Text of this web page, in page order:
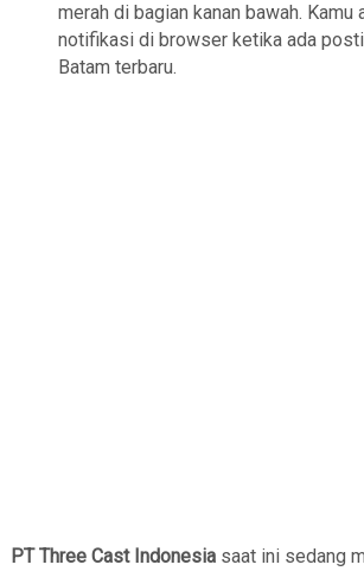
merah di bagian kanan bawah. Kamu
notifikasi di browser ketika ada
Batam terbaru.
PT Three Cast Indonesia saat ini sedang